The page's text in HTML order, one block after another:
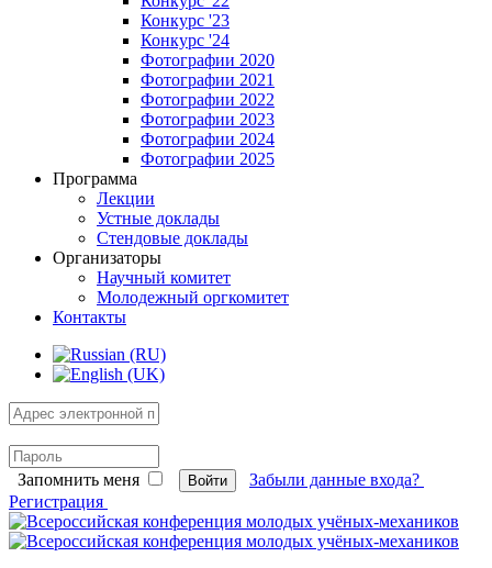
Конкурс '23
Конкурс '24
Фотографии 2020
Фотографии 2021
Фотографии 2022
Фотографии 2023
Фотографии 2024
Фотографии 2025
Программа
Лекции
Устные доклады
Стендовые доклады
Организаторы
Научный комитет
Молодежный оргкомитет
Контакты
Запомнить меня Войти
Забыли данные входа?
Регистрация